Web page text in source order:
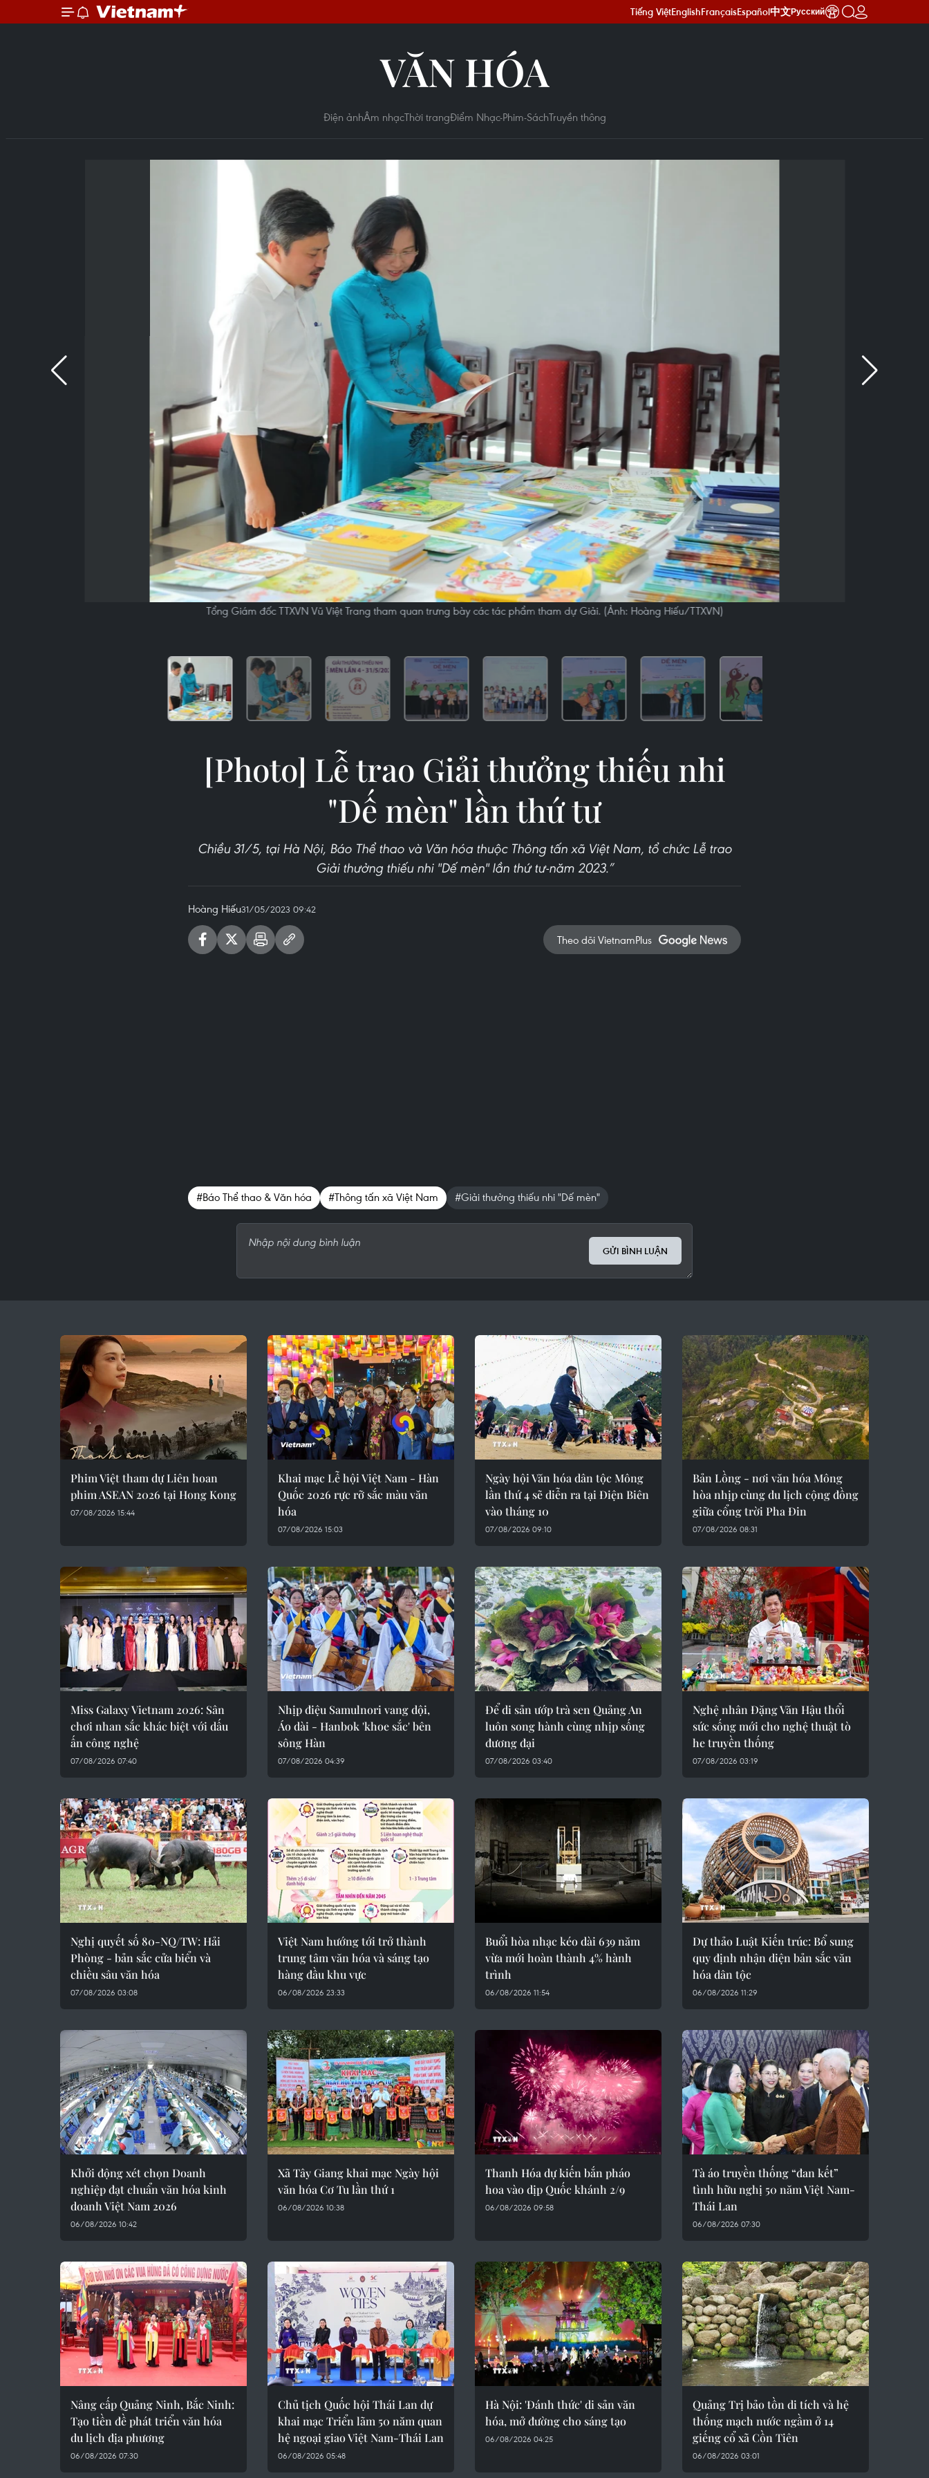
Tiếng ViệtEnglishFrançaisEspañol中文Русский
VĂN HÓA
Điện ảnhÂm nhạcThời trangĐiểm Nhạc-Phim-SáchTruyền thông
Tổng Giám đốc TTXVN Vũ Việt Trang tham quan trưng bày các tác phẩm tham dự Giải. (Ảnh: Hoàng Hiếu/TTXVN)
[Photo] Lễ trao Giải thưởng thiếu nhi
"Dế mèn" lần thứ tư
Chiều 31/5, tại Hà Nội, Báo Thể thao và Văn hóa thuộc Thông tấn xã Việt Nam, tổ chức Lễ trao
Giải thưởng thiếu nhi "Dế mèn" lần thứ tư-năm 2023.”
Hoàng Hiếu31/05/2023 09:42
Theo dõi VietnamPlus
#Báo Thể thao & Văn hóa #Thông tấn xã Việt Nam #Giải thưởng thiếu nhi "Dế mèn"
GỬI BÌNH LUẬN
Phim Việt tham dự Liên hoan
phim ASEAN 2026 tại Hong Kong
07/08/2026 15:44
Khai mạc Lễ hội Việt Nam - Hàn
Quốc 2026 rực rỡ sắc màu văn
hóa
07/08/2026 15:03
Ngày hội Văn hóa dân tộc Mông
lần thứ 4 sẽ diễn ra tại Điện Biên
vào tháng 10
07/08/2026 09:10
Bản Lồng - nơi văn hóa Mông
hòa nhịp cùng du lịch cộng đồng
giữa cổng trời Pha Đin
07/08/2026 08:31
Miss Galaxy Vietnam 2026: Sân
chơi nhan sắc khác biệt với dấu
ấn công nghệ
07/08/2026 07:40
Nhịp điệu Samulnori vang dội,
Áo dài - Hanbok 'khoe sắc' bên
sông Hàn
07/08/2026 04:39
Để di sản ướp trà sen Quảng An
luôn song hành cùng nhịp sống
đương đại
07/08/2026 03:40
Nghệ nhân Đặng Văn Hậu thổi
sức sống mới cho nghệ thuật tò
he truyền thống
07/08/2026 03:19
Nghị quyết số 80-NQ/TW: Hải
Phòng - bản sắc cửa biển và
chiều sâu văn hóa
07/08/2026 03:08
Việt Nam hướng tới trở thành
trung tâm văn hóa và sáng tạo
hàng đầu khu vực
06/08/2026 23:33
Buổi hòa nhạc kéo dài 639 năm
vừa mới hoàn thành 4% hành
trình
06/08/2026 11:54
Dự thảo Luật Kiến trúc: Bổ sung
quy định nhận diện bản sắc văn
hóa dân tộc
06/08/2026 11:29
Khởi động xét chọn Doanh
nghiệp đạt chuẩn văn hóa kinh
doanh Việt Nam 2026
06/08/2026 10:42
Xã Tây Giang khai mạc Ngày hội
văn hóa Cơ Tu lần thứ 1
06/08/2026 10:38
Thanh Hóa dự kiến bắn pháo
hoa vào dịp Quốc khánh 2/9
06/08/2026 09:58
Tà áo truyền thống “đan kết”
tình hữu nghị 50 năm Việt Nam-
Thái Lan
06/08/2026 07:30
Nâng cấp Quảng Ninh, Bắc Ninh:
Tạo tiền đề phát triển văn hóa
du lịch địa phương
06/08/2026 07:30
Chủ tịch Quốc hội Thái Lan dự
khai mạc Triển lãm 50 năm quan
hệ ngoại giao Việt Nam-Thái Lan
06/08/2026 05:48
Hà Nội: 'Đánh thức' di sản văn
hóa, mở đường cho sáng tạo
06/08/2026 04:25
Quảng Trị bảo tồn di tích và hệ
thống mạch nước ngầm ở 14
giếng cổ xã Cồn Tiên
06/08/2026 03:01